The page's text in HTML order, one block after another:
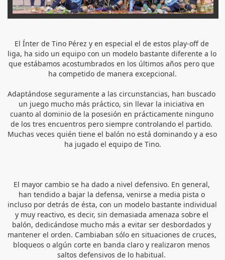
El Ínter de Tino Pérez y en especial el de estos play-off de
liga, ha sido un equipo con un modelo bastante diferente a lo
que estábamos acostumbrados en los últimos años pero que
ha competido de manera excepcional.
Adaptándose seguramente a las circunstancias, han buscado
un juego mucho más práctico, sin llevar la iniciativa en
cuanto al dominio de la posesión en prácticamente ninguno
de los tres encuentros pero siempre controlando el partido.
Muchas veces quién tiene el balón no está dominando y a eso
ha jugado el equipo de Tino.
El mayor cambio se ha dado a nivel defensivo. En general,
han tendido a bajar la defensa, venirse a media pista o
incluso por detrás de ésta, con un modelo bastante individual
y muy reactivo, es decir, sin demasiada amenaza sobre el
balón, dedicándose mucho más a evitar ser desbordados y
mantener el orden. Cambiaban sólo en situaciones de cruces,
bloqueos o algún corte en banda claro y realizaron menos
saltos defensivos de lo habitual.